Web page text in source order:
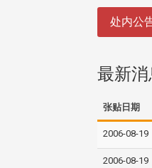
处内公
最新消
张贴日期
2006-08-19
2006-08-19